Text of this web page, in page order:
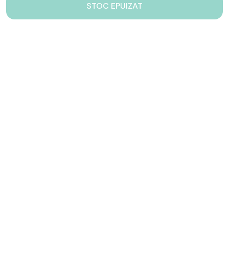
STOC EPUIZAT